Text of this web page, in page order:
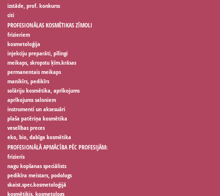
izstāde, prof. konkurss
citi
PROFESIONĀLAS KOSMĒTIKAS ZĪMOLI
frizieriem
kosmetoloģija
injekciju preparāti, pīlingi
meikaps, skropstu ķīm.krāsas
permanentais meikaps
manikīrs, pedikīrs
solāriju kosmētika, aprīkojums
aprīkojums saloniem
instrumenti un aksesuāri
plaša patēriņa kosmētika
veselības preces
eko, bio, dabīga kosmētika
PROFESIONĀLĀ APMĀCĪBA PĒC PROFESIJĀM:
frizieris
nagu kopšanas speciālists
pedikīra meistars, podologs
skaist.spec.kosmetoloģijā
kosmētiķis, kosmetologs